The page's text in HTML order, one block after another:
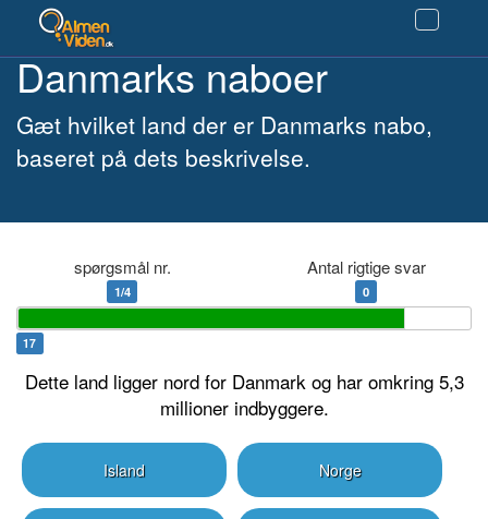
Danmarks naboer
Gæt hvilket land der er Danmarks nabo,
baseret på dets beskrivelse.
spørgsmål nr.
1/4
Antal rigtige svar
0
17
Dette land ligger nord for Danmark og har omkring 5,3
millioner indbyggere.
Island Norge